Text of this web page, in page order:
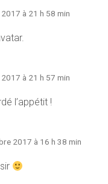
à 21 h 58 min
à 21 h 57 min
l’appétit !
2017 à 16 h 38 min